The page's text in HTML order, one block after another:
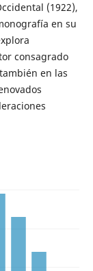
(1922),
en su
consagrado
en las